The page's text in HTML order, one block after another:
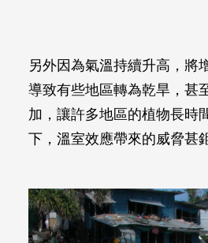
另外因為氣溫持續升高，將
導致有些地區轉為乾旱，甚
加，讓許多地區的植物長時
下，溫室效應帶來的威脅甚